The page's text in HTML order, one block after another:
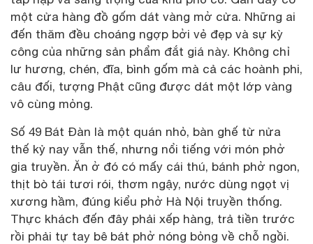
một cửa hàng đồ gốm dát vàng mở cửa. Những ai
đến thăm đều choáng ngợp bởi vẻ đẹp và sự kỳ
công của những sản phẩm đắt giá này. Không chỉ
lư hương, chén, đĩa, bình gốm mà cả các hoành phi,
câu đối, tượng Phật cũng được dát một lớp vàng
vô cùng mỏng.
Số 49 Bát Đàn là một quán nhỏ, bàn ghế từ nửa
thế kỷ nay vẫn thế, nhưng nổi tiếng với món phở
gia truyền. Ăn ở đó có mấy cái thú, bánh phở ngon,
thịt bò tái tươi rói, thơm ngậy, nước dùng ngọt vị
xương hầm, đúng kiểu phở Hà Nội truyền thống.
Thực khách đến đây phải xếp hàng, trả tiền trước
rồi phải tự tay bê bát phở nóng bỏng về chỗ ngồi.